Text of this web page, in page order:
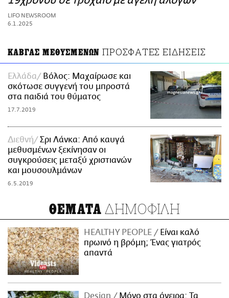
ΑΜΠΑ
PRINT
LIFO NEWSROOM
6.1.2025
ΚΑΒΓΑΣ ΜΕΘΥΣΜΕΝΩΝ ΠΡΟΣΦΑΤΕΣ ΕΙΔΗΣΕΙΣ
Ελλάδα
Bόλος: Μαχαίρωσε και
σκότωσε συγγενή του μπροστά
στα παιδιά του θύματος
17.7.2019
Διεθνή
Σρι Λάνκα: Από καυγά
μεθυσμένων ξεκίνησαν οι
συγκρούσεις μεταξύ χριστιανών
και μουσουλμάνων
6.5.2019
ΘΕΜΑΤΑ ΔΗΜΟΦΙΛΗ
HEALTHY PEOPLE
Είναι καλό
πρωινό η βρόμη; Ένας γιατρός
απαντά
Design
Μόνο στα όνειρα: Τα